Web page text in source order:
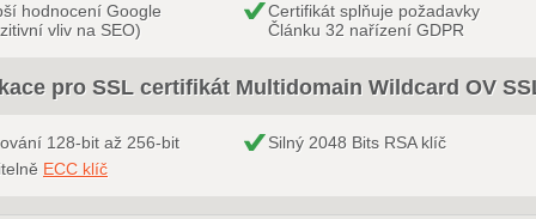
hodnocení Google
vliv na SEO)
Certifikát splňuje požadavky
Článku 32 nařízení GDPR
pro SSL certifikát Multidomain Wildcard OV
128-bit až 256-bit
Silný 2048 Bits RSA klíč
ECC klíč